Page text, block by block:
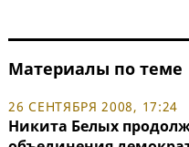
Материалы по теме
26 СЕНТЯБРЯ 2008, 17:24
Никита Белых